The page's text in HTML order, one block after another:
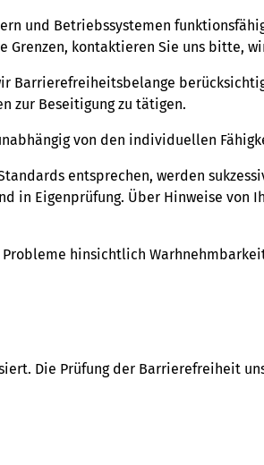
und Betriebssystemen
kontaktieren Sie uns bitte,
Barrierefreiheitsbelange
zur Beseitigung zu tätigen.
von den individuellen
entsprechen, werden
in Eigenprüfung. Über Hinweise
hinsichtlich
Die Prüfung der Barrierefreiheit